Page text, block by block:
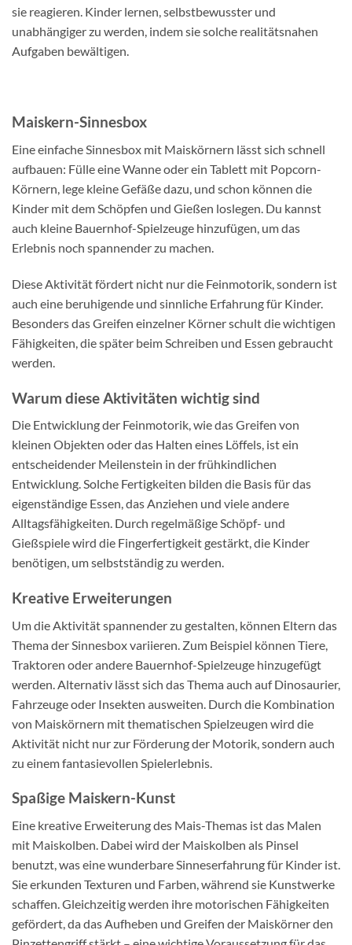
sie reagieren. Kinder lernen, selbstbewusster und
unabhängiger zu werden, indem sie solche realitätsnahen
Aufgaben bewältigen.
Maiskern-Sinnesbox
Eine einfache Sinnesbox mit Maiskörnern lässt sich schnell
aufbauen: Fülle eine Wanne oder ein Tablett mit Popcorn-
Körnern, lege kleine Gefäße dazu, und schon können die
Kinder mit dem Schöpfen und Gießen loslegen. Du kannst
auch kleine Bauernhof-Spielzeuge hinzufügen, um das
Erlebnis noch spannender zu machen.
Diese Aktivität fördert nicht nur die Feinmotorik, sondern ist
auch eine beruhigende und sinnliche Erfahrung für Kinder.
Besonders das Greifen einzelner Körner schult die wichtigen
Fähigkeiten, die später beim Schreiben und Essen gebraucht
werden.
Warum diese Aktivitäten wichtig sind
Die Entwicklung der Feinmotorik, wie das Greifen von
kleinen Objekten oder das Halten eines Löffels, ist ein
entscheidender Meilenstein in der frühkindlichen
Entwicklung. Solche Fertigkeiten bilden die Basis für das
eigenständige Essen, das Anziehen und viele andere
Alltagsfähigkeiten. Durch regelmäßige Schöpf- und
Gießspiele wird die Fingerfertigkeit gestärkt, die Kinder
benötigen, um selbstständig zu werden.
Kreative Erweiterungen
Um die Aktivität spannender zu gestalten, können Eltern das
Thema der Sinnesbox variieren. Zum Beispiel können Tiere,
Traktoren oder andere Bauernhof-Spielzeuge hinzugefügt
werden. Alternativ lässt sich das Thema auch auf Dinosaurier,
Fahrzeuge oder Insekten ausweiten. Durch die Kombination
von Maiskörnern mit thematischen Spielzeugen wird die
Aktivität nicht nur zur Förderung der Motorik, sondern auch
zu einem fantasievollen Spielerlebnis.
Spaßige Maiskern-Kunst
Eine kreative Erweiterung des Mais-Themas ist das Malen
mit Maiskolben. Dabei wird der Maiskolben als Pinsel
benutzt, was eine wunderbare Sinneserfahrung für Kinder ist.
Sie erkunden Texturen und Farben, während sie Kunstwerke
schaffen. Gleichzeitig werden ihre motorischen Fähigkeiten
gefördert, da das Aufheben und Greifen der Maiskörner den